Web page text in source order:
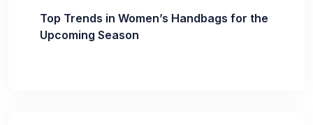
Top Trends in Women’s Handbags for the
Upcoming Season